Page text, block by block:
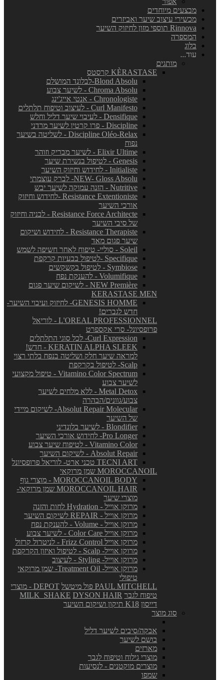
מבצעים מיוחדים
מכשירי עיצוב שיער ואביזרים
Rinnova תוספי מזון לחיזוק השיער
המספרה
בלוג
עוד...
מותגים
KÈRASTASE קרסטס
Blond Absolu-לבלונד המושלם
Chroma Absolu - לשיער צבוע
Chronologiste - אנטי אייג'ינג
Curl Manifesto - לעיצוב וטיפוח תלתלים
Densifique - לעיבוי שיער דליל וחלש
Discipline - פרו קרטין לשיער מרדני
Discipline Oléo-Relax - לשליטה בשיער
נפוח
Elixir Ultime - לשיער מבריק וזוהר
Genesis - לטיפול בנשירת שיער
Initialiste - לחידוש וחיזוק השיער
NEW- Gloss Absolu- לברק עוצמתי
Nutritive - הזנה עמוקה לשיער יבש
Resistance Extentioniste -לחידוש וחיזוק
אורכי השיער
Resistance Force Architecte - לבניה וחיזוק
של סיבי השיער
Resistance Therapiste - לחידוש ושיקום
שיער פגום מאד
Soleil - סוליי- טיפוח לאחר חשיפה לשמש
Specifique -לטיפול בבעיות קרקפת
Symbiose - לטיפול בקשקשים
Volumifique - להענקת נפח
NEW Première - לשיקום שיער פגום
KERASTASE MEN
GENESIS HOMME- לחיזוק ועיבוי השיער-
חדש לגברים!
L'OREAL PROFESSIONNEL - לוריאל
פרופסיונל- סרי אקספרט
Curl Expression- לכל סוגי התלתלים
KERATIN ALPHA SLEEK - חדש!
למראה שיער חלק ושליטה בנפח בלתי רצוי
Scalp- לטיפול בקרקפת
Vitamino Color Spectrum - טיפול מקצועי
לשיער צבוע
Metal Detox - ללא מלחים לשיער
צבוע/גוונים/הבהרה
Absolut Repair Molecular- לשיקום מיידי
של השיער
Blondifier - לשיער בלונדיני
Pro Longer- לחידוש אורכי השיער
Vitamino Color - לטיפוח שיער צבוע
Absolut Repair - לשיקום השיער
TECNI ART טכני ארט- לוריאל פרופסיונל
MOROCCANOIL שמן מרוקאי
MOROCCANOIL BODY - מוצרי גוף
MOROCCANOIL HAIR שמן מרוקאי-
מוצרי שיער
מרוקן אוייל - Hydration לחות והזנה
מרוקן אוייל - REPAIR לשיקום השיער
מרוקן אוייל - Volume - להענקת נפח
מרוקן אוייל Color Care - לשיער צבוע
מרוקן אוייל Frizz Control - לניטרול קרזול
מרוקן אוייל- Scalp - לטיפול ואיזון הקרקפת
מרוקן אוייל- Styling - לעיצוב
מרוקן אוייל- Treatment Oil- שמן מרוקאי
טיפולי
PAUL MITCHELL פול מיטשל
DEPOT - מוצרי
טיפוח לגבר
MILK_SHAKE DYSON HAIR
דייסון K18 תיקון ושיקום השיער
סוג מוצר
אבקה/סיבים לשיער דליל
בושם לשיער
מארזים
מוצרי גילוח וטיפוח לגבר
מוצרים מוקטנים - לנסיעות
שמפו